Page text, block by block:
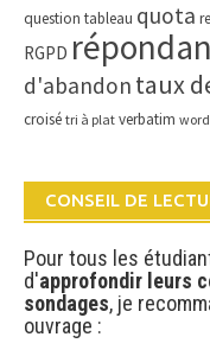
question tableau quota
RGPD
d'abandon taux
croisé tri à plat verbatim
CONSEIL DE
Pour tous les
d'approfondir leurs
sondages, je
ouvrage :